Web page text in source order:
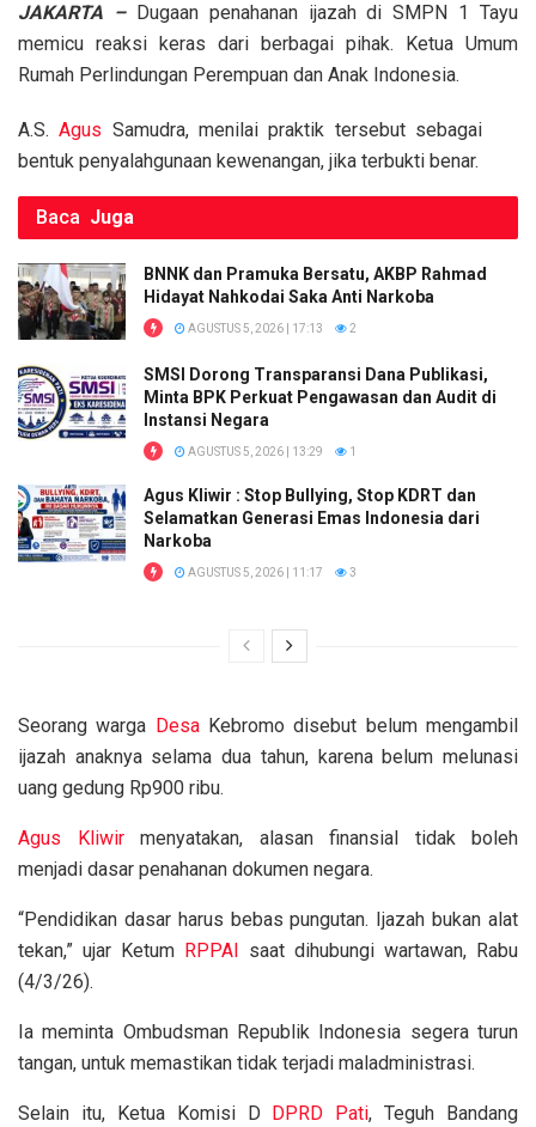
ce
b
o
k
tt
er
ail at
s
p
p
py
Li
k
ar
e
JAKARTA – Dugaan penahanan ijazah di SMPN 1 Tayu
memicu reaksi keras dari berbagai pihak. Ketua Umum
Rumah Perlindungan Perempuan dan Anak Indonesia.
A.S.Agus Samudra, menilai praktik tersebut sebagai
bentuk penyalahgunaan kewenangan, jika terbukti benar.
Baca Juga
BNNK dan Pramuka Bersatu, AKBP Rahmad
Hidayat Nahkodai Saka Anti Narkoba
AGUSTUS 5, 2026 | 17:13 2
SMSI Dorong Transparansi Dana Publikasi,
Minta BPK Perkuat Pengawasan dan Audit di
Instansi Negara
AGUSTUS 5, 2026 | 13:29 1
Agus Kliwir : Stop Bullying, Stop KDRT dan
Selamatkan Generasi Emas Indonesia dari
Narkoba
AGUSTUS 5, 2026 | 11:17 3
Seorang warga DesaKebromo disebut belum mengambil
ijazah anaknya selama dua tahun, karena belum melunasi
uang gedung Rp900 ribu.
Agus Kliwirmenyatakan, alasan finansial tidak boleh
menjadi dasar penahanan dokumen negara.
“Pendidikan dasar harus bebas pungutan. Ijazah bukan alat
tekan,” ujar Ketum RPPAI
saat dihubungi wartawan, Rabu
(4/3/26).
Ia meminta Ombudsman Republik Indonesia segera turun
tangan, untuk memastikan tidak terjadi maladministrasi.
Selain itu, Ketua Komisi D DPRD Pati, Teguh Bandang